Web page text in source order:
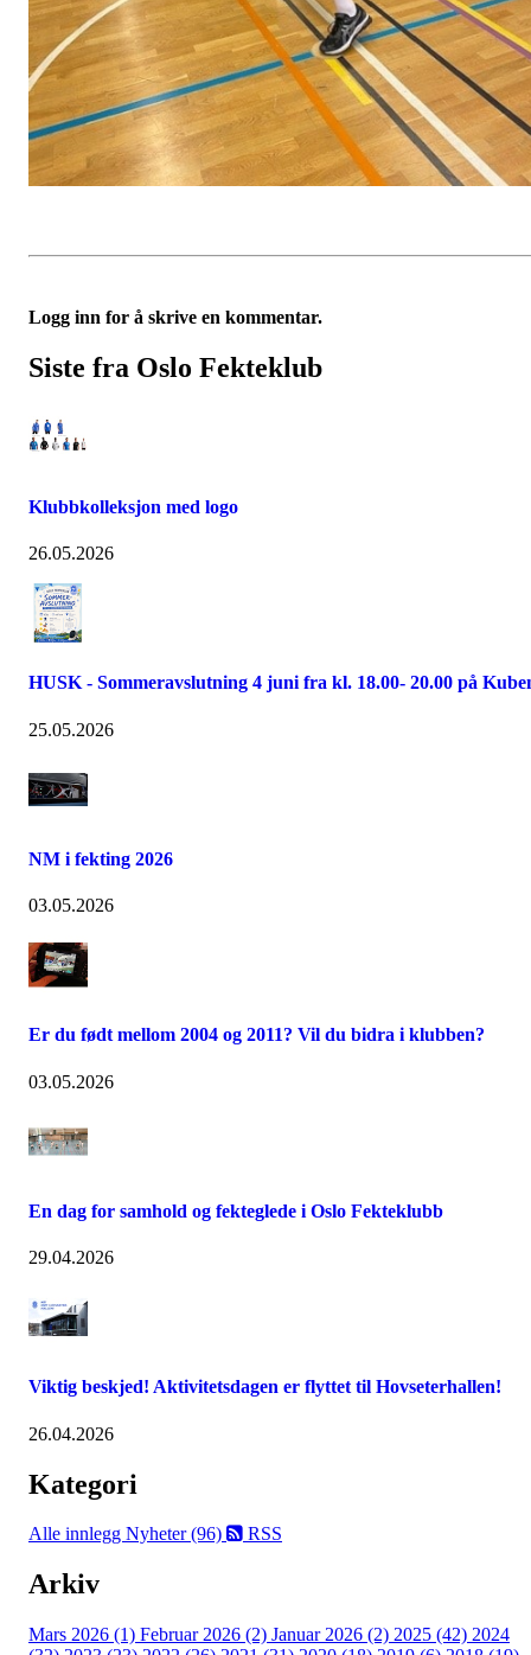
Logg inn for å skrive en kommentar.
Siste fra Oslo Fekteklub
Klubbkolleksjon med logo
26.05.2026
HUSK - Sommeravslutning 4 juni fra kl. 18.00- 20.00 på
25.05.2026
NM i fekting 2026
03.05.2026
Er du født mellom 2004 og 2011? Vil du bidra i klubben?
03.05.2026
En dag for samhold og fekteglede i Oslo Fekteklubb
29.04.2026
Viktig beskjed! Aktivitetsdagen er flyttet til Hovseterhallen!
26.04.2026
Kategori
Alle innlegg Nyheter (96) RSS
Arkiv
Mars 2026 (1) Februar 2026 (2) Januar 2026 (2) 2025 (42) 2024